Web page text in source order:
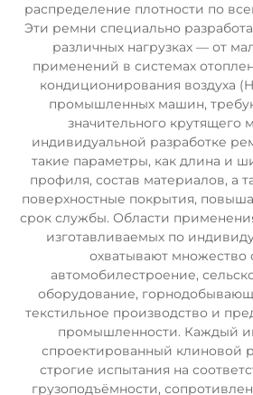
распределение плотности по
Эти ремни специально
различных нагрузках — от
применений в системах
кондиционирования воздуха
промышленных машин,
значительного крутящего
индивидуальной разработке
такие параметры, как длина и
профиля, состав материалов, а
поверхностные покрытия,
срок службы. Области
изготавливаемых по
охватывают множество
автомобилестроение,
оборудование,
текстильное производство и
промышленности. Каждый
спроектированный клиновой
строгие испытания на
грузоподъёмности,